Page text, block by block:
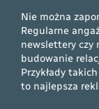
Nie można
Regularne
newslettery czy
budowanie
Przykłady
to najlepsza